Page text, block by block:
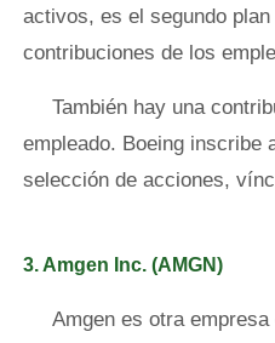
activos, es el segundo
contribuciones de los
También hay una
empleado. Boeing inscribe
selección de acciones,
3. Amgen Inc. (AMGN)
Amgen es otra